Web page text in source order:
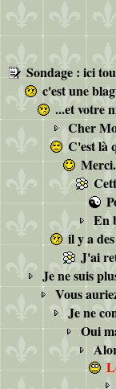
Sondage : ici
c'est une
...et votre
Cher
C'est là
En
il y a
J'ai
Je ne suis
Vous
Je ne
Oui